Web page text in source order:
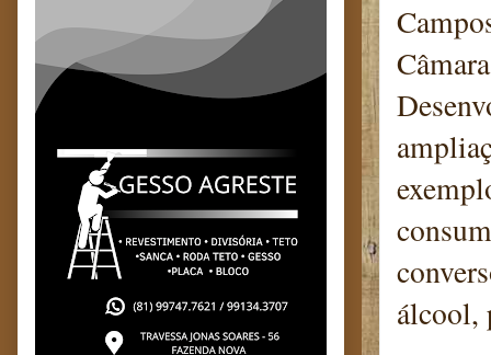
álcool,